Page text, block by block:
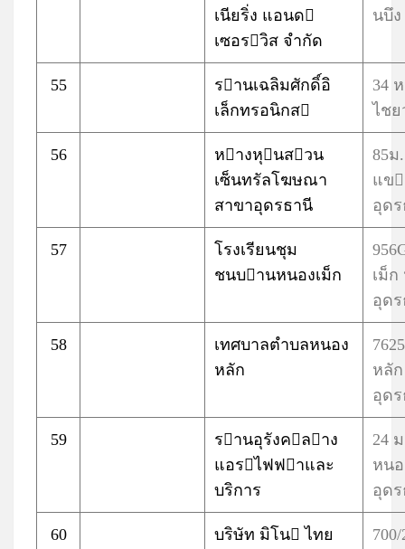
เนียริ่ง แอนด
เซอรวิส จำกัด
นบึ
55
รานเฉลิมศักดิ์อิ
เล็กทรอนิกส
34
ไช
56
หางหุนสวน
เซ็นทรัลโฆษณา
สาขาอุดรธานี
85ม
แข
อุด
57
โรงเรียนชุม
ชนบานหนองเม็ก
เม็
อุด
58
เทศบาลตำบลหนอง
หลัก
หลั
อุด
59
รานอุรังคลาง
แอรไฟฟาและ
บริการ
24
หน
อุด
60
บริษัท มิโน ไทย